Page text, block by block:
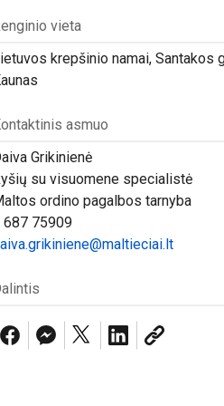
vieta
krepšinio namai, Santakos
asmuo
Grikinienė
su visuomene specialistė
ordino pagalbos tarnyba
687 75909